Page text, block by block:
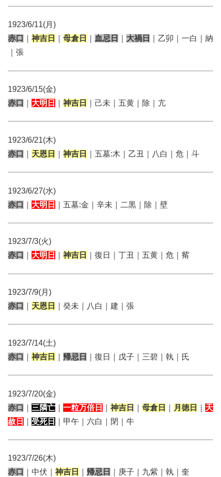
1923/6/11(月)
赤口
神吉日 母倉日 血忌日 大禍日
｜乙卯｜一白｜納
｜張
1923/6/15(金)
赤口
大明日 神吉日 ｜己未｜五黄｜除｜亢
1923/6/21(木)
赤口
天恩日 神吉日 ｜五墓:木｜乙丑｜八白｜危｜斗
1923/6/27(水)
赤口
大明日 ｜五墓:金｜辛未｜二黒｜除｜壁
1923/7/3(火)
赤口
大明日 神吉日 ｜復日｜丁丑｜五黄｜危｜觜
1923/7/9(月)
赤口
天恩日 ｜癸未｜八白｜建｜張
1923/7/14(土)
赤口
神吉日 帰忌日 ｜復日｜戊子｜三碧｜執｜氏
1923/7/20(金)
赤口
三隣亡 一粒万倍日 神吉日 母倉日 月徳日
天
赦日
受死日 ｜甲午｜六白｜閉｜牛
1923/7/26(木)
赤口
｜中伏｜ 神吉日 帰忌日 ｜庚子｜九紫｜執｜奎